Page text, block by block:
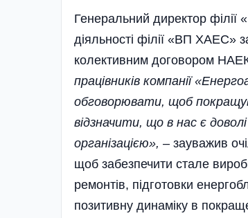
Генеральний директор
діяльності філії «ВП ХАЕС»
колективним договором
працівників компанії
обговорювати, щоб
відзначити, що в нас є
організацією», – зауважив
щоб забезпечити стале
ремонтів, підготовки
позитивну динаміку в